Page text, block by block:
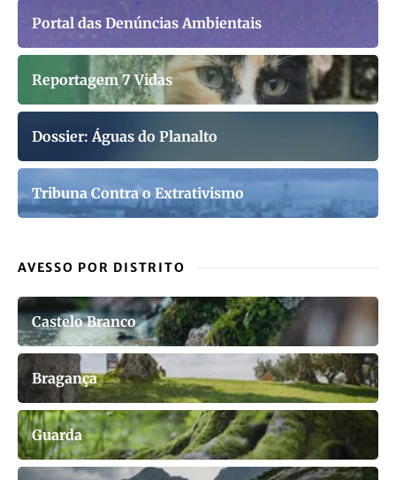
Portal das Denúncias Ambientais
Reportagem 7 Vidas
Dossier: Águas do Planalto
Tribuna Contra o Extrativismo
AVESSO POR DISTRITO
Castelo Branco
Bragança
Guarda